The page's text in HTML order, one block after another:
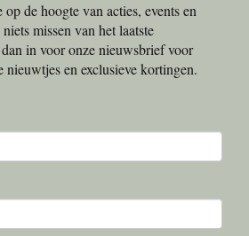
op de hoogte van acties, events en
missen van het laatste
in voor onze nieuwsbrief voor
nieuwtjes en exclusieve kortingen.